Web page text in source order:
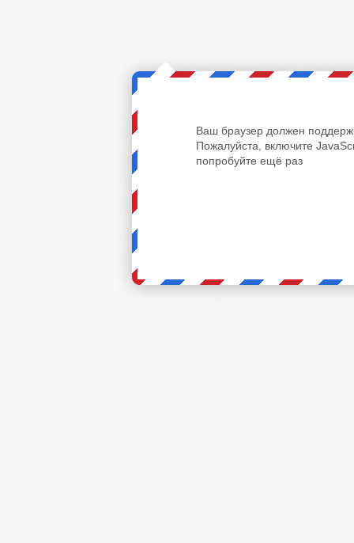
Ваш браузер должен
Пожалуйста, включите
попробуйте ещё раз